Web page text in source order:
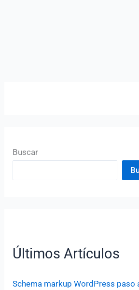
Buscar
Últimos Artículos
Schema markup WordPress paso